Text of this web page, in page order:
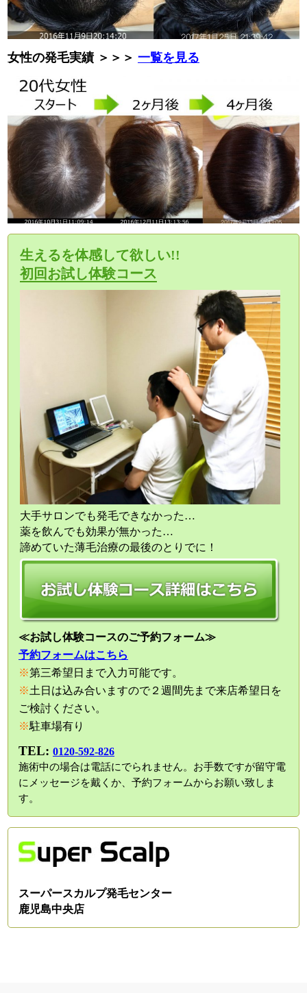
女性の発毛実績 ＞＞＞ 一覧を見る
生えるを体感して欲しい!!
初回お試し体験コース
大手サロンでも発毛できなかった…
薬を飲んでも効果が無かった…
諦めていた薄毛治療の最後のとりでに！
≪お試し体験コースのご予約フォーム≫
予約フォームはこちら
※第三希望日まで入力可能です。
※土日は込み合いますので２週間先まで来店希望日を
ご検討ください。
※駐車場有り
TEL: 0120-592-826
施術中の場合は電話にでられません。お手数ですが留守電
にメッセージを戴くか、予約フォームからお願い致しま
す。
スーパースカルプ発毛センター
鹿児島中央店